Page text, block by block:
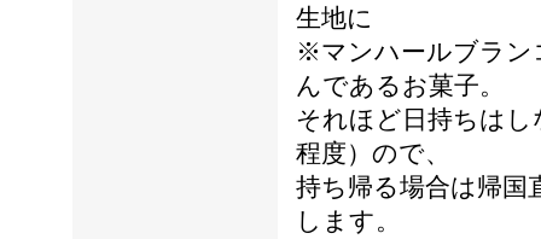
生地に
※マンハールブラン
んであるお菓子。
それほど日持ちはし
程度）ので、
持ち帰る場合は帰国
します。